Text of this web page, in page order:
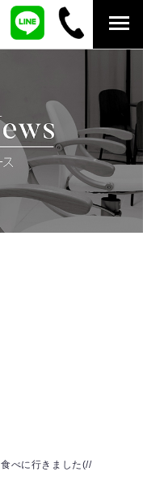
べに行きました(//